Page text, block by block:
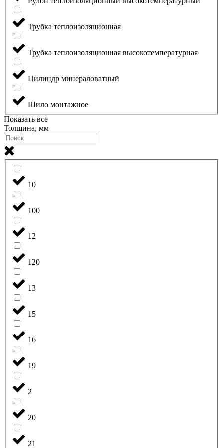
Трубка теплоизоляционная
Трубка теплоизоляционная высокотемпературная
Цилиндр минераловатный
Шило монтажное
Показать все
Толщина, мм
10
100
12
120
13
15
16
19
2
20
21